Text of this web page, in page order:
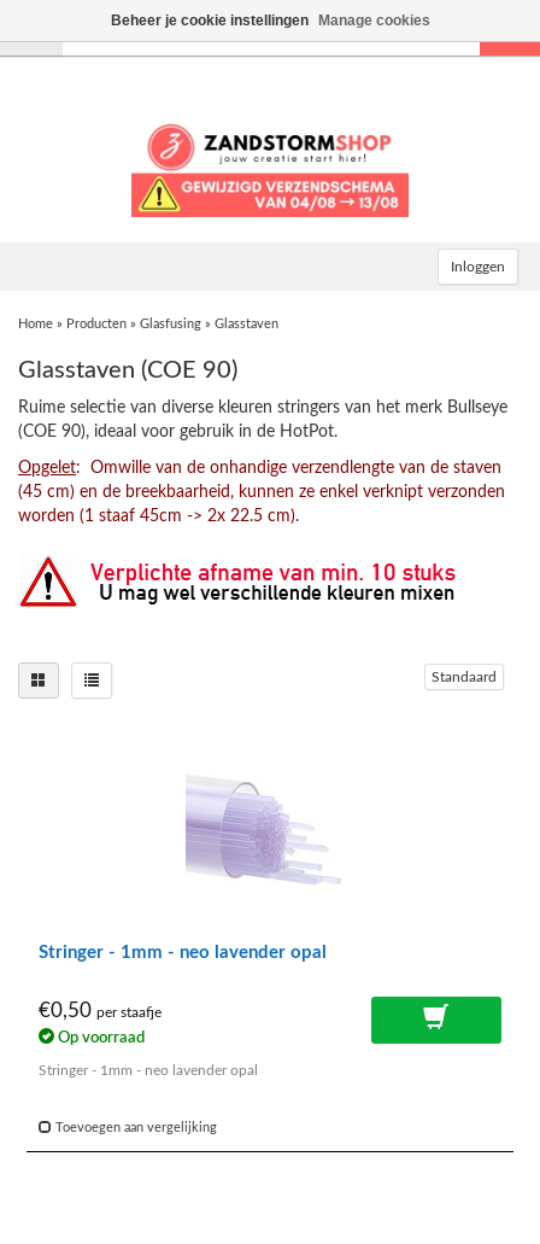
Inloggen
Home » Producten » Glasfusing » Glasstaven
Glasstaven (COE 90)
Ruime selectie van diverse kleuren stringers van het merk Bullseye
(COE 90), ideaal voor gebruik in de HotPot.
Opgelet: Omwille van de onhandige verzendlengte van de staven
(45 cm) en de breekbaarheid, kunnen ze enkel verknipt verzonden
worden (1 staaf 45cm -> 2x 22.5 cm).
Standaard
Stringer - 1mm - neo lavender opal
€0,50 per staafje
Op voorraad
Stringer - 1mm - neo lavender opal
Toevoegen aan vergelijking
Beheer je cookie instellingen Manage cookies